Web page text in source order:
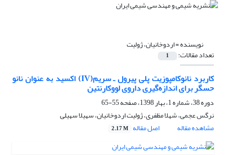
نویسنده =اردوخانیان، ژولیت
تعداد مقالات: 1
کاربرد نانوکامپوزیت پلی پیرول ـ سریم(IV) اکسید به عنوان نانو
حسگر برای اندازه‌گیری داروی لووکارنتین
دوره 38، شماره 1، بهار 1398، صفحه
55-65
نرگس عجمی، شهلا مظفری، ژولیت اردوخانیان، سهیلا سهیلی
مشاهده مقاله
اصل مقاله 2.17 M